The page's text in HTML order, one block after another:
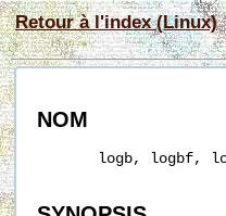
Retour à l'index (Linux)
NOM
logb, logbf,